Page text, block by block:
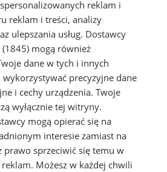
reklam i
reklam i treści, analizy
ulepszania usług. Dostawcy
mogą również
dane w tych i innych
wykorzystywać precyzyjne dane
i cechy urządzenia. Twoje
wyłącznie tej witryny.
mogą opierać się na
interesie zamiast na
prawo sprzeciwić się temu w
. Możesz w każdej chwili